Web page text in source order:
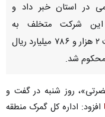
در استان خبر داد و
شرکت متخلف به
پرداخت ۲ هزار و ۷۸۶ میلیارد ریال
شد.
روز شنبه در گفت و
افزود: اداره کل گمرک منطقه